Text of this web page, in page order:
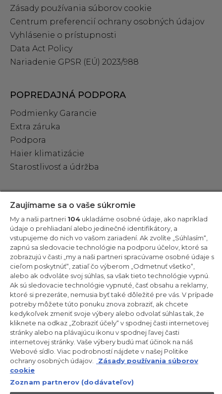
Zásady používania súborov cookie
Centrum preferencií ochrany osobných údajov
Vyhlásenie o prístupnosti
Data Act Policy
Nariadenie GPSR (EÚ) 2023/988
POPREDAJNÁ PODPORA
Podmienky Garancie
Extra záruka
Podpora
Haier klimatizácie
Starostlivosť a údržba
Zostaňte v kontakte!
Odoberajte náš newsletter
CANDY HOOVER GROUP S.r.I. – Jednoosobová spol. s r.o. –
PRÁVNE SÍDLO SPOLOČNOSTI: Via Comolli, 57 – 20861 Brugherio
(MB) – Taliansko – ADMINISTRATÍVNE SÍDLA: Via Privata Eden
Fumagalli snc – 20861 Brugherio (MB) a Via Trento č. 20/A-22 –
20871 Vimercate (MB) – Taliansko – Tel.: +39.039.2086.1 – Fax:
+39.039.2086.237 – Základné imanie 35 000 000,00 € plne
splatené – Daňové identifikačné číslo a číslo zápisu v obchodnom
registri Miláno-Monza-Brianza-Lodi 04666310158 – DIČ
00786860965 – Identifikačné číslo obchodnej jednotky: MB-
1033934 – Oprávnenie IT AEOF 211870 – Činnosť spoločnosti riadi a
koordinuje spoločnosť Candy S.p.A.
SK / Slovensko
Zaujímame sa o vaše súkromie
My a naši partneri 104 ukladáme osobné údaje, ako napríklad
údaje o prehliadaní alebo jedinečné identifikátory, a
vstupujeme do nich vo vašom zariadení. Ak zvolíte „Súhlasím“,
zapnú sa sledovacie technológie na podporu účelov, ktoré sa
zobrazujú v časti „my a naši partneri spracúvame osobné údaje s
cieľom poskytnúť“, zatiaľ čo výberom „Odmetnuť všetko“,
alebo ak odvoláte svoj súhlas, sa však tieto technológie vypnú.
Ak sú sledovacie technológie vypnuté, časť obsahu a reklamy,
ktoré si prezeráte, nemusia byť také dôležité pre vás. V prípade
potreby môžete túto ponuku znova zobraziť, ak chcete
kedykoľvek zmeniť svoje výbery alebo odvolať súhlas tak, že
kliknete na odkaz „Zobraziť účely“ v spodnej časti internetovej
stránky alebo na plávajúcu ikonu v spodnej ľavej časti
internetovej stránky. Vaše výbery budú mať účinok na náš
Webové sídlo. Viac podrobností nájdete v našej Politike
ochrany osobných údajov.
Zásady používania súborov
cookie
Zoznam partnerov (dodávateľov)